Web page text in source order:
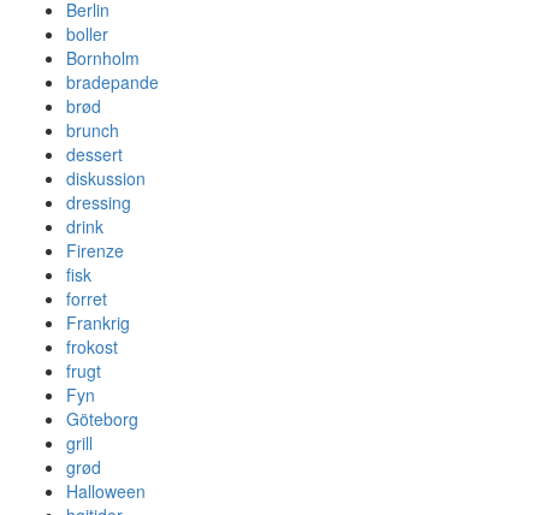
Berlin
boller
Bornholm
bradepande
brød
brunch
dessert
diskussion
dressing
drink
Firenze
fisk
forret
Frankrig
frokost
frugt
Fyn
Göteborg
grill
grød
Halloween